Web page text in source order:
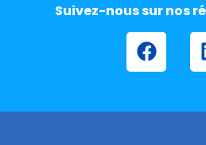
Suivez-nous sur nos